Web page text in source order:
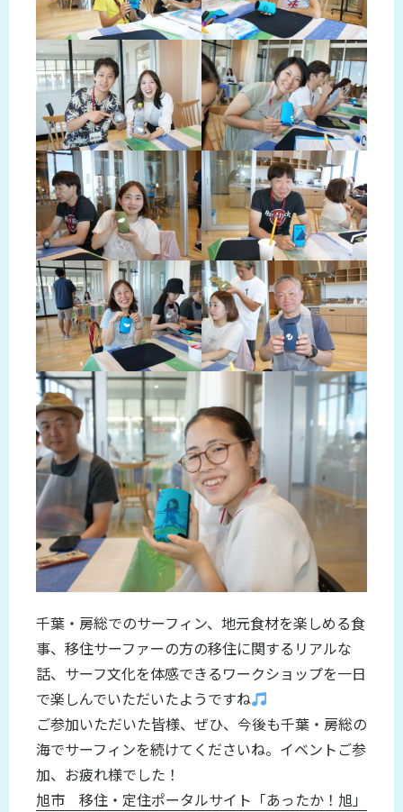
千葉・房総でのサーフィン、地元食材を楽しめる食
事、移住サーファーの方の移住に関するリアルな
話、サーフ文化を体感できるワークショップを一日
で楽しんでいただいたようですね
ご参加いただいた皆様、ぜひ、今後も千葉・房総の
海でサーフィンを続けてくださいね。イベントご参
加、お疲れ様でした！
旭市 移住・定住ポータルサイト「あったか！旭」